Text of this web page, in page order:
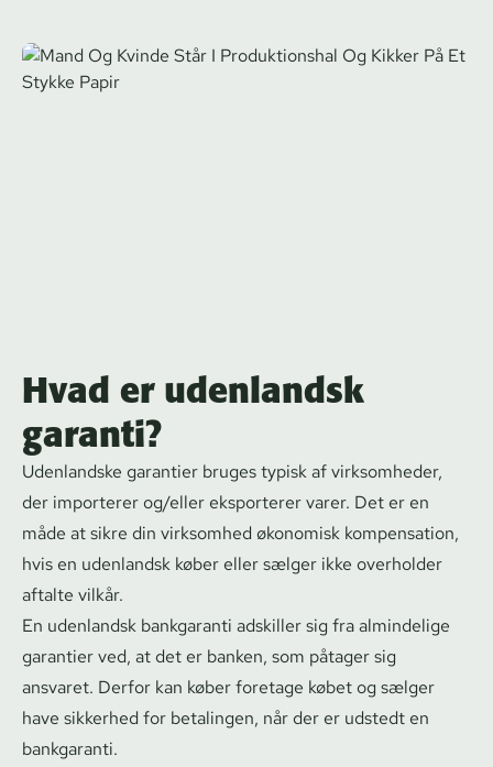
Hvad er udenlandsk
garanti?
Udenlandske garantier bruges typisk af virksomheder,
der importerer og/eller eksporterer varer. Det er en
måde at sikre din virksomhed økonomisk kompensation,
hvis en udenlandsk køber eller sælger ikke overholder
aftalte vilkår.
En udenlandsk bankgaranti adskiller sig fra almindelige
garantier ved, at det er banken, som påtager sig
ansvaret. Derfor kan køber foretage købet og sælger
have sikkerhed for betalingen, når der er udstedt en
bankgaranti.